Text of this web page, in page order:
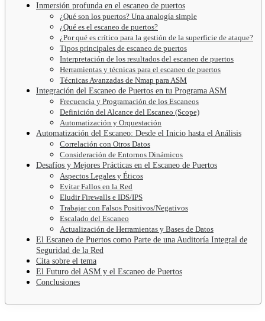
Inmersión profunda en el escaneo de puertos
¿Qué son los puertos? Una analogía simple
¿Qué es el escaneo de puertos?
¿Por qué es crítico para la gestión de la superficie de ataque?
Tipos principales de escaneo de puertos
Interpretación de los resultados del escaneo de puertos
Herramientas y técnicas para el escaneo de puertos
Técnicas Avanzadas de Nmap para ASM
Integración del Escaneo de Puertos en tu Programa ASM
Frecuencia y Programación de los Escaneos
Definición del Alcance del Escaneo (Scope)
Automatización y Orquestación
Automatización del Escaneo: Desde el Inicio hasta el Análisis
Correlación con Otros Datos
Consideración de Entornos Dinámicos
Desafíos y Mejores Prácticas en el Escaneo de Puertos
Aspectos Legales y Éticos
Evitar Fallos en la Red
Eludir Firewalls e IDS/IPS
Trabajar con Falsos Positivos/Negativos
Escalado del Escaneo
Actualización de Herramientas y Bases de Datos
El Escaneo de Puertos como Parte de una Auditoría Integral de
Seguridad de la Red
Cita sobre el tema
El Futuro del ASM y el Escaneo de Puertos
Conclusiones